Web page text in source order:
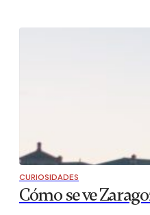
CURIOSIDADES
Cómo se ve